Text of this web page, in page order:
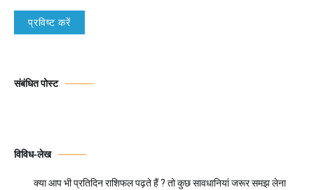
संबंधित पोस्ट
विविध-लेख
क्या आप भी प्रतिदिन राशिफल पढ़ते हैं ? तो कुछ सावधानियां जरूर समझ लेना